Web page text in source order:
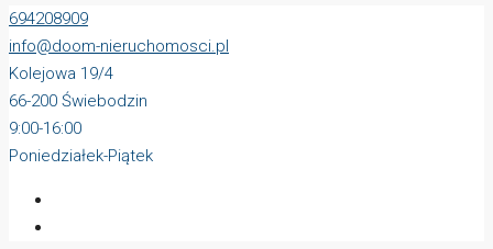
694208909
info@doom-nieruchomosci.pl
Kolejowa 19/4
66-200 Świebodzin
9:00-16:00
Poniedziałek-Piątek